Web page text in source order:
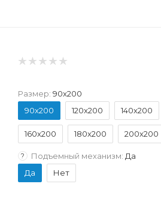
Размер: 90x200
90x200
120x200 140x200
160x200 180x200 200x200
? Подъемный механизм: Да
Да
Нет